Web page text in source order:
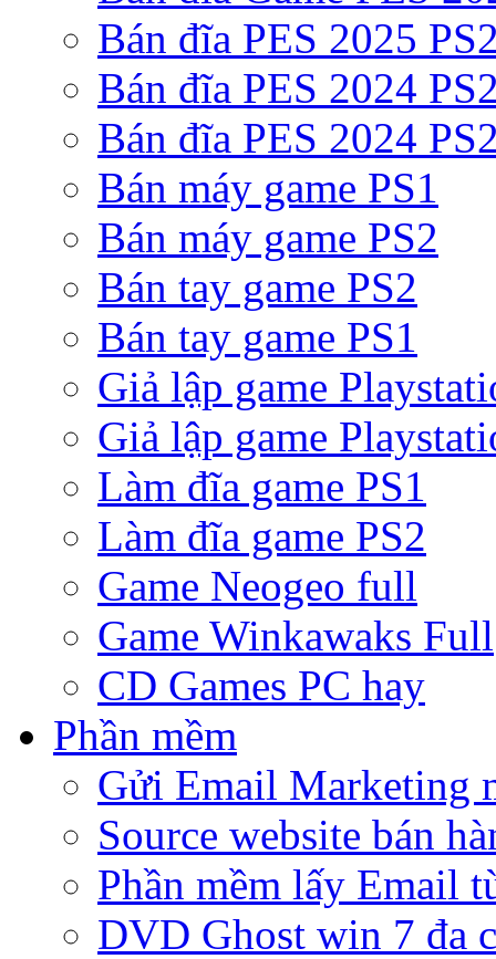
Bán đĩa PES 2025
Bán đĩa PES 2024
Bán đĩa PES 2024
Bán máy game PS1
Bán máy game PS2
Bán tay game PS2
Bán tay game PS1
Giả lập game
Giả lập game
Làm đĩa game PS1
Làm đĩa game PS2
Game Neogeo full
Game Winkawaks Full
CD Games PC hay
Phần mềm
Gửi Email Marketing
Source website bán
Phần mềm lấy Email
DVD Ghost win 7 đa